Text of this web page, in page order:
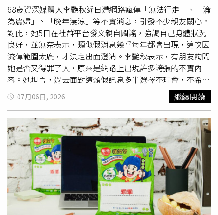
是有備而來。矢板明夫續指，第三，自己認為，這起事件不
應僅被視為單純的傷害案件，因為可能涉及更嚴重的層面。
從事件的背景及作案手法來看，與數年前香港人士在台灣遭
暴力攻擊的事件有很多相似點。是否與近期開始施行的《民
族團結進步促進法》有所關聯，亦值得有關單位深入調查釐
清。包括是否涉及對台灣言論自由的政治性打壓，以及是否
存在有組織的策劃與執行。第四，矢板明夫表示，要特別感
謝台中市警察局第六分局的警員們，以極高的效率迅速偵破
案件，並在機場成功逮捕嫌犯。如果嫌犯順利逃離台灣，不
僅案件偵辦將更加困難，也可能讓許多勇於發聲的人對自身
安全產生更大的疑慮。第五，矢板明夫提到，正如今天汪浩
大哥說的「面對红色黑幫侵門踏戶，台灣不容暴力恫嚇」。
面對任何形式的暴力與威嚇，自己不會退縮，也不會屈服。
自己將以理性與堅定的態度，繼續為台灣的自由、民主發
聲，並一如既往推動台日友好。矢板明夫說，再次感謝所有
關心自己的朋友。大家的每一句慰問、每一份支持，都是自
己繼續前行的重要力量。
68歲資深媒體人李艷秋近日遭網路瘋傳「無法行走」、「淪
為農婦」、「晚年淒涼」等不實消息，引發不少親友關心。
對此，她5日在社群平台發文親自闢謠，強調自己身體狀況
良好，並無奈表示，類似假消息幾乎每年都會出現，這次因
流傳範圍太廣，才決定出面澄清。李艷秋表示，有朋友詢問
她是否又得罪了人，原來是網路上出現許多誇張的不實內
容。她坦言，過去面對這類假訊息多半選擇不理會，不希望
因此增加點閱率，但這次消息已驚動海內外親友，讓她不得
不站出來說明。她也引用一句話自嘲，「江湖行走，恩怨難
免。」李艷秋指出，在處理假訊息的過程中感到相當挫折。
她認為，現今自媒體環境與過去傳統媒體不同，許多內容發
布者沒有明確身分，當事人即使想要求更正或採取法律行
動，也往往無從追究，讓假消息能持續在網路上流傳。她透
露，自己曾向YouTube、Meta及Instagram等平台提出檢
舉，希望相關內容能夠下架，但未獲有效回應。李艷秋直
言，平台似乎更重視廣告客戶，對一般使用者的申訴缺乏即
時處理機制，令她感到無奈。由於檢舉成效有限，李艷秋也
呼籲外界不要點擊或轉傳相關假訊息，以免助長流量，讓散
07月06日, 2026 繼續閱讀